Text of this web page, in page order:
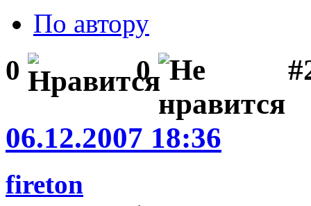
По автору
0 0
06.12.2007 18:36
fireton